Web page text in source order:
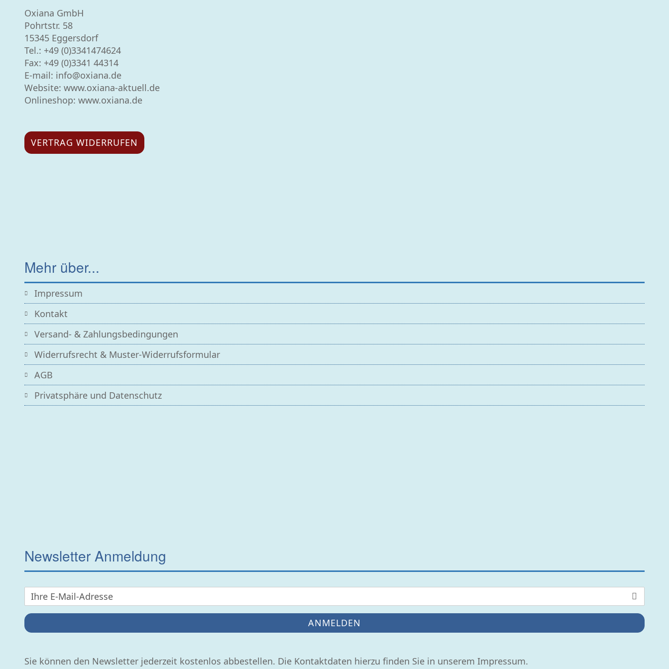
Oxiana GmbH
Pohrtstr. 58
15345 Eggersdorf
Tel.: +49 (0)3341474624
Fax: +49 (0)3341 44314
E-mail: info@oxiana.de
Website: www.oxiana-aktuell.de
Onlineshop: www.oxiana.de
VERTRAG WIDERRUFEN
Mehr über...
Impressum
Kontakt
Versand- & Zahlungsbedingungen
Widerrufsrecht & Muster-Widerrufsformular
AGB
Privatsphäre und Datenschutz
Newsletter Anmeldung
ANMELDEN
Sie können den Newsletter jederzeit kostenlos abbestellen. Die Kontaktdaten hierzu finden Sie in unserem Impressum.